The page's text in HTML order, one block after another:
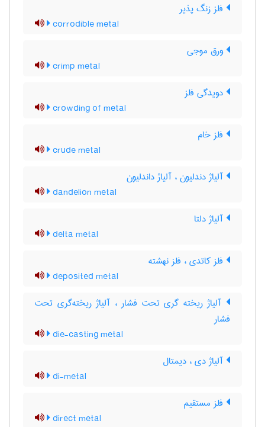
فلز زنگ پذیر
corrodible metal
ورق موجی
crimp metal
دویدگی فلز
crowding of metal
فلز خام
crude metal
آلیاژ دندلیون ، آلیاژ داندلیون
dandelion metal
آلیاژ دلتا
delta metal
فلز کاتدی ، فلز نهشته
deposited metal
آلیاژ ریخته گری تحت فشار ، آلیاژ ریخته‌گری تحت
فشار
die-casting metal
آلیاژ دی ، دیمتال
di-metal
فلز مستقیم
direct metal